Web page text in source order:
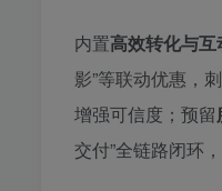
内置高效转化与互
影”等联动优惠，
增强可信度；预留
交付”全链路闭环